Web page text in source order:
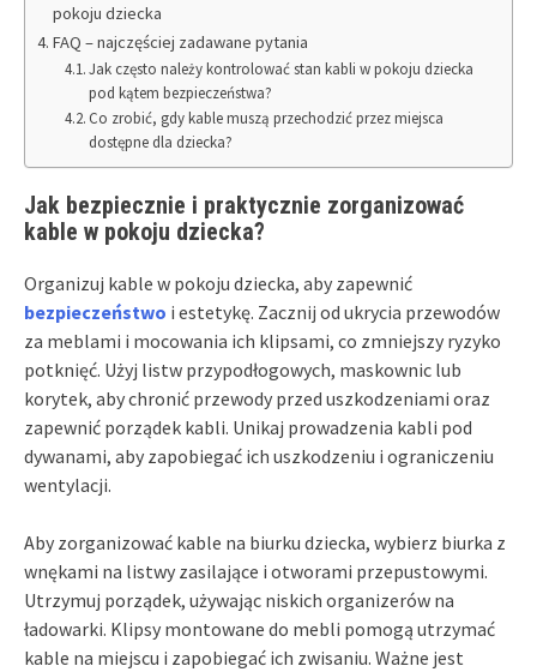
pokoju dziecka
FAQ – najczęściej zadawane pytania
Jak często należy kontrolować stan kabli w pokoju dziecka
pod kątem bezpieczeństwa?
Co zrobić, gdy kable muszą przechodzić przez miejsca
dostępne dla dziecka?
Jak bezpiecznie i praktycznie zorganizować
kable w pokoju dziecka?
Organizuj kable w pokoju dziecka, aby zapewnić
bezpieczeństwo i estetykę. Zacznij od ukrycia przewodów
za meblami i mocowania ich klipsami, co zmniejszy ryzyko
potknięć. Użyj listw przypodłogowych, maskownic lub
korytek, aby chronić przewody przed uszkodzeniami oraz
zapewnić porządek kabli. Unikaj prowadzenia kabli pod
dywanami, aby zapobiegać ich uszkodzeniu i ograniczeniu
wentylacji.
Aby zorganizować kable na biurku dziecka, wybierz biurka z
wnękami na listwy zasilające i otworami przepustowymi.
Utrzymuj porządek, używając niskich organizerów na
ładowarki. Klipsy montowane do mebli pomogą utrzymać
kable na miejscu i zapobiegać ich zwisaniu. Ważne jest